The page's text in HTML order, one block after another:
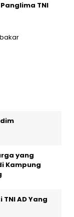
TNI
yang
Kampung
AD Yang